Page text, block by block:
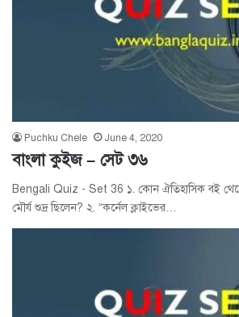
Puchku Chele June 4, 2020
বাংলা কুইজ – সেট ৩৬
Bengali Quiz - Set 36 ১. কোন ঐতিহাসিক বই থেকে
মৌর্য শুদ্র ছিলেন? ২. “কর্নেল ক্লাইভের…